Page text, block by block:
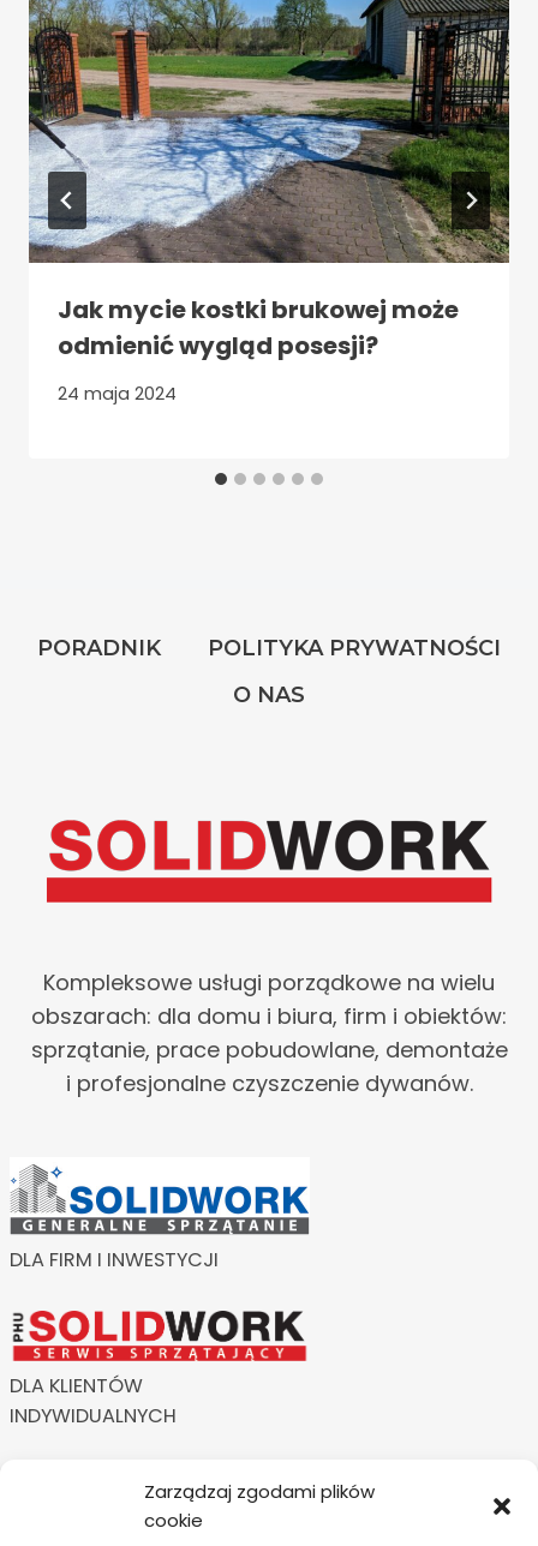
Zarządzaj zgodami plików
cookie
Jak mycie kostki brukowej może
odmienić wygląd posesji?
24 maja 2024
PORADNIK
POLITYKA PRYWATNOŚCI
O NAS
Kompleksowe usługi porządkowe na wielu
obszarach: dla domu i biura, firm i obiektów:
sprzątanie, prace pobudowlane, demontaże
i profesjonalne czyszczenie dywanów.
DLA FIRM I INWESTYCJI
DLA KLIENTÓW
INDYWIDUALNYCH